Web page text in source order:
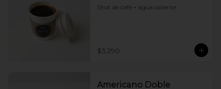
Shot de café + agua caliente
$3.290
Americano Doble